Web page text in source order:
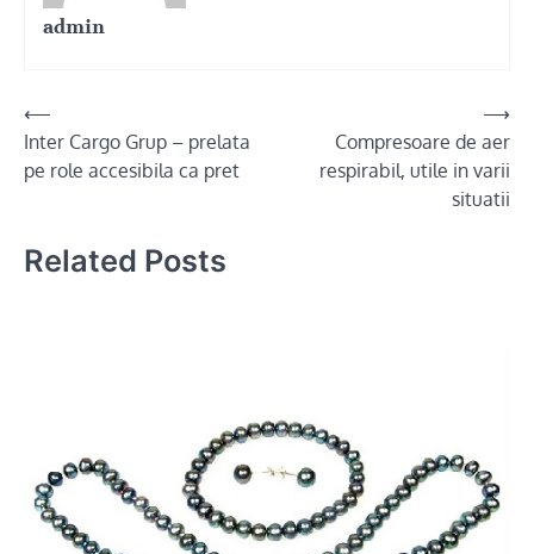
admin
Post
navigation
⟵
Inter Cargo Grup – prelata
pe role accesibila ca pret
Compresoare de aer
respirabil, utile in varii
situatii
⟶
Related Posts